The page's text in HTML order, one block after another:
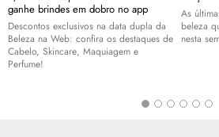
ganhe brindes em dobro no app
Descontos exclusivos na data dupla da
Beleza na Web: confira os destaques de
Cabelo, Skincare, Maquiagem e
Perfume!
As
beleza
nesta